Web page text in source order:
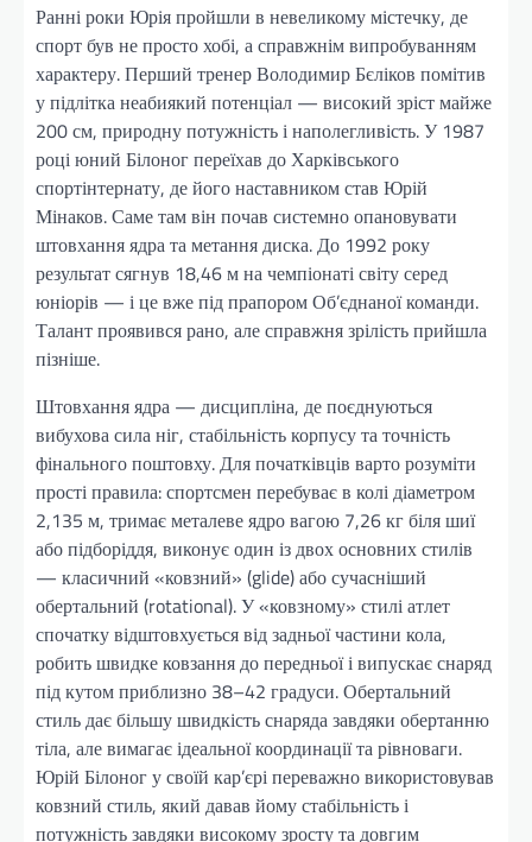
Ранні роки Юрія пройшли в невеликому містечку, де
спорт був не просто хобі, а справжнім випробуванням
характеру. Перший тренер Володимир Бєліков помітив
у підлітка неабиякий потенціал — високий зріст майже
200 см, природну потужність і наполегливість. У 1987
році юний Білоног переїхав до Харківського
спортінтернату, де його наставником став Юрій
Мінаков. Саме там він почав системно опановувати
штовхання ядра та метання диска. До 1992 року
результат сягнув 18,46 м на чемпіонаті світу серед
юніорів — і це вже під прапором Об’єднаної команди.
Талант проявився рано, але справжня зрілість прийшла
пізніше.
Штовхання ядра — дисципліна, де поєднуються
вибухова сила ніг, стабільність корпусу та точність
фінального поштовху. Для початківців варто розуміти
прості правила: спортсмен перебуває в колі діаметром
2,135 м, тримає металеве ядро вагою 7,26 кг біля шиї
або підборіддя, виконує один із двох основних стилів
— класичний «ковзний» (glide) або сучасніший
обертальний (rotational). У «ковзному» стилі атлет
спочатку відштовхується від задньої частини кола,
робить швидке ковзання до передньої і випускає снаряд
під кутом приблизно 38–42 градуси. Обертальний
стиль дає більшу швидкість снаряда завдяки обертанню
тіла, але вимагає ідеальної координації та рівноваги.
Юрій Білоног у своїй кар’єрі переважно використовував
ковзний стиль, який давав йому стабільність і
потужність завдяки високому зросту та довгим